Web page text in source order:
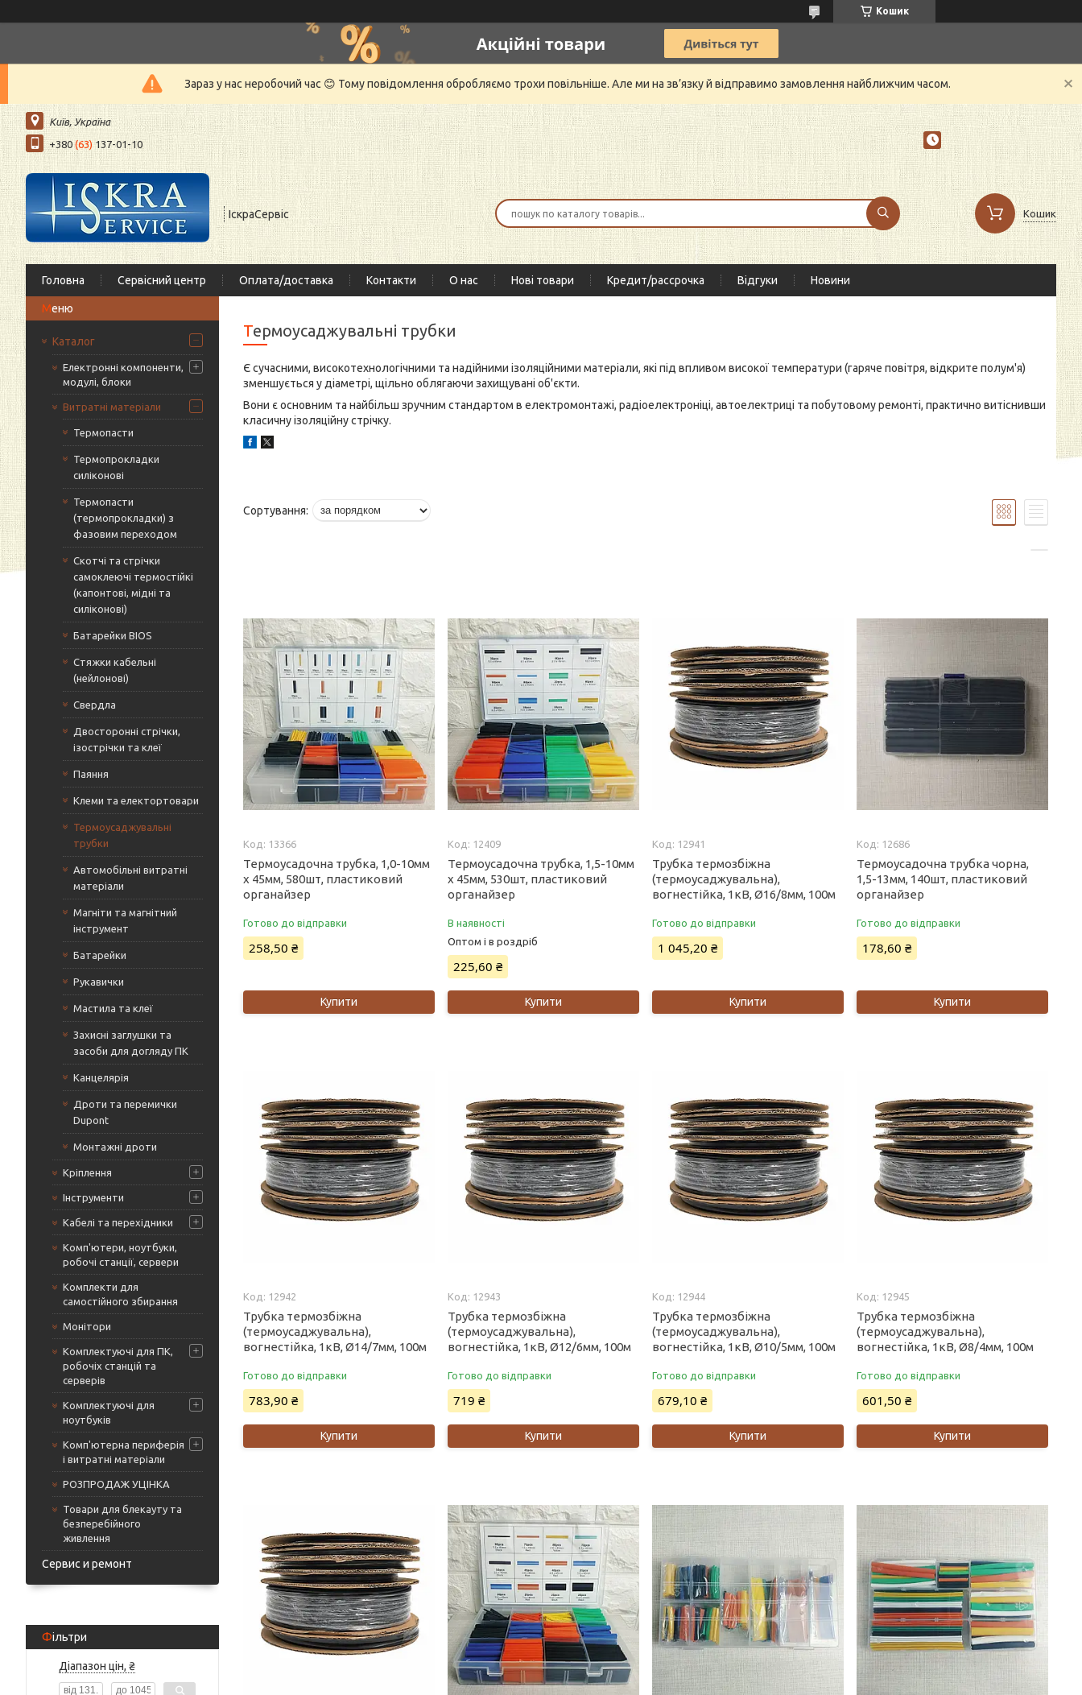
Кошик
Зараз у нас неробочий час 😊 Тому повідомлення обробляємо трохи повільніше. Але ми на зв’язку й відправимо замовлення найближчим часом.
Київ, Україна
+380 (63) 137-01-10
ІскраСервіс Кошик
Головна Сервісний центр Оплата/доставка Контакти О нас Нові товари Кредит/рассрочка Відгуки Новини
Каталог
Електронні компоненти,
модулі, блоки
Витратні матеріали
Термопасти
Термопрокладки
силіконові
Термопасти
(термопрокладки) з
фазовим переходом
Скотчі та стрічки
самоклеючі термостійкі
(капонтові, мідні та
силіконові)
Батарейки BIOS
Стяжки кабельні
(нейлонові)
Свердла
Двосторонні стрічки,
ізострічки та клеї
Паяння
Клеми та електортовари
Термоусаджувальні
трубки
Автомобільні витратні
матеріали
Магніти та магнітний
інструмент
Батарейки
Рукавички
Мастила та клеї
Захисні заглушки та
засоби для догляду ПК
Канцелярія
Дроти та перемички
Dupont
Монтажні дроти
Кріплення
Інструменти
Кабелі та перехідники
Комп'ютери, ноутбуки,
робочі станції, сервери
Комплекти для
самостійного збирання
Монітори
Комплектуючі для ПК,
робочіх станцій та
серверів
Комплектуючі для
ноутбуків
Комп'ютерна периферія
і витратні матеріали
РОЗПРОДАЖ УЦІНКА
Товари для блекауту та
безперебійного
живлення
Сервис и ремонт
Фільтри
Діапазон цін, ₴
Термоусаджувальні трубки
Є сучасними, високотехнологічними та надійними ізоляційними матеріали, які під впливом високої температури (гаряче повітря, відкрите полум'я)
зменшується у діаметрі, щільно облягаючи захищувані об'єкти.
Вони є основним та найбільш зручним стандартом в електромонтажі, радіоелектроніці, автоелектриці та побутовому ремонті, практично витіснивши
класичну ізоляційну стрічку.
13366
Термоусадочна трубка, 1,0-10мм
х 45мм, 580шт, пластиковий
органайзер
Готово до відправки
258,50 ₴
Купити
12409
Термоусадочна трубка, 1,5-10мм
х 45мм, 530шт, пластиковий
органайзер
В наявності
Оптом і в роздріб
225,60 ₴
Купити
12941
Трубка термозбіжна
(термоусаджувальна),
вогнестійка, 1кВ, Ø16/8мм, 100м
Готово до відправки
1 045,20 ₴
Купити
12686
Термоусадочна трубка чорна,
1,5-13мм, 140шт, пластиковий
органайзер
Готово до відправки
178,60 ₴
Купити
12942
Трубка термозбіжна
(термоусаджувальна),
вогнестійка, 1кВ, Ø14/7мм, 100м
Готово до відправки
783,90 ₴
Купити
12943
Трубка термозбіжна
(термоусаджувальна),
вогнестійка, 1кВ, Ø12/6мм, 100м
Готово до відправки
719 ₴
Купити
12944
Трубка термозбіжна
(термоусаджувальна),
вогнестійка, 1кВ, Ø10/5мм, 100м
Готово до відправки
679,10 ₴
Купити
12945
Трубка термозбіжна
(термоусаджувальна),
вогнестійка, 1кВ, Ø8/4мм, 100м
Готово до відправки
601,50 ₴
Купити